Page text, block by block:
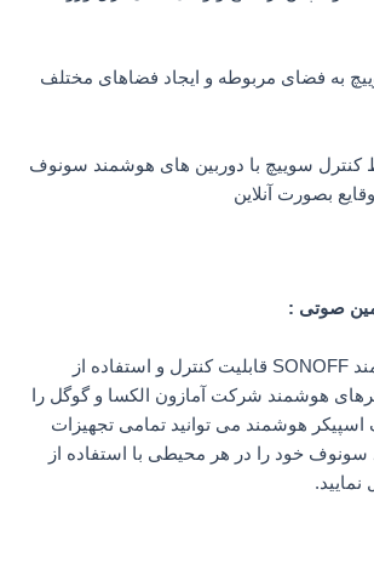
به فضای مربوطه و ایجاد فضاهای مختلف
کنترل سوییچ با دوربین های هوشمند سونوف
بصورت آنلاین
صوتی :
کلیه تجهیزات هوشمند SONOFF قابلیت کنترل و استفاده از
هوشمند شرکت آمازون الکسا و گوگل را
اسپیکر هوشمند می توانید تمامی تجهیزات
خود را در هر محیطی با استفاده از